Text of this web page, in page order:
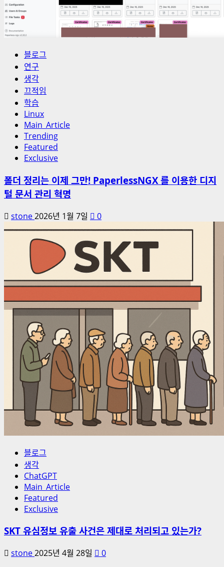
블로그
연구
생각
끄적임
학습
Linux
Main_Article
Trending
Featured
Exclusive
폴더 정리는 이제 그만! PaperlessNGX 를 이용한 디지
털 문서 관리 혁명
stone2026년 1월 7일 0
블로그
생각
ChatGPT
Main_Article
Featured
Exclusive
SKT 유심정보 유출 사건은 제대로 처리되고 있는가?
stone2025년 4월 28일
0